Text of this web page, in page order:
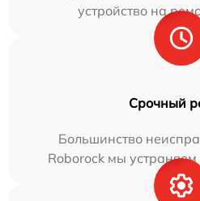
устройство на
Срочный
Большинство
Roborock мы устраняем